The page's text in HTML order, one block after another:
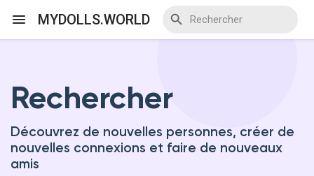
MYDOLLS.WORLD
Discover Events
My Events
Rechercher
Découvrez de nouvelles personnes, créer de
nouvelles connexions et faire de nouveaux
amis